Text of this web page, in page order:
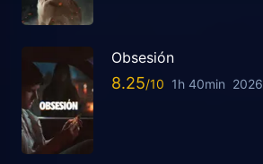
Obsesión
8.25 1h 40min 2026